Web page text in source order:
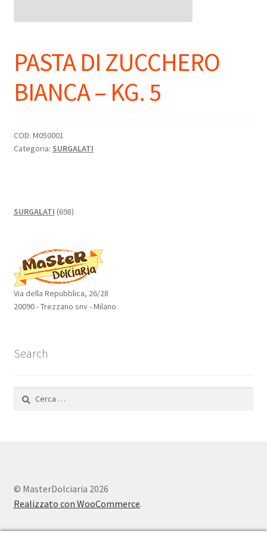
PASTA DI ZUCCHERO
BIANCA – KG. 5
COD: M050001
Categoria: SURGALATI
SURGALATI 698698
Via della Repubblica, 26/28
20090 - Trezzano snv - Milano
Search
© MasterDolciaria 2026
Realizzato con WooCommerce.